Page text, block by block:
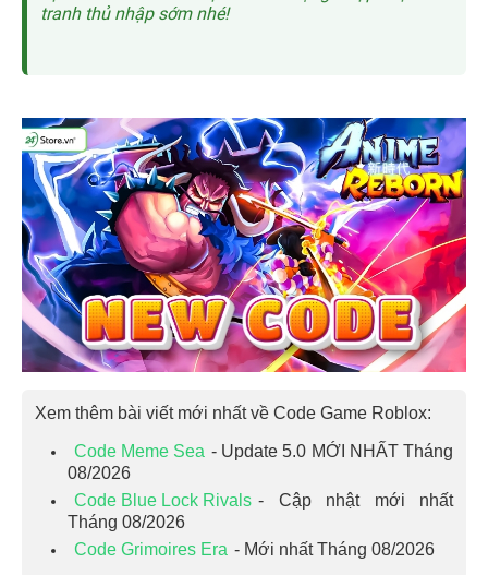
tranh thủ nhập sớm nhé!
Xem thêm bài viết mới nhất về Code Game Roblox:
Code Meme Sea - Update 5.0 MỚI NHẤT Tháng
08/2026
Code Blue Lock Rivals - Cập nhật mới nhất
Tháng 08/2026
Code Grimoires Era - Mới nhất Tháng 08/2026